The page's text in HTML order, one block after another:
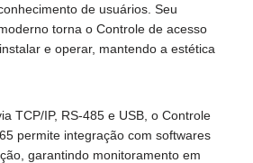
de usuários. Seu
torna o Controle de acesso
e operar, mantendo a estética
TCP/IP, RS-485 e USB, o Controle
permite integração com softwares
garantindo monitoramento em